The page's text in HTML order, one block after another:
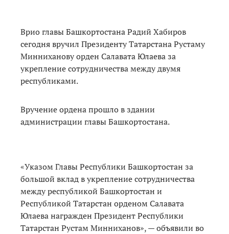
Врио главы Башкортостана Радий Хабиров
сегодня вручил Президенту Татарстана Рустаму
Минниханову орден Салавата Юлаева за
укрепление сотрудничества между двумя
республиками.
Вручение ордена прошло в здании
администрации главы Башкортостана.
«Указом Главы Республики Башкортостан за
большой вклад в укрепление сотрудничества
между республикой Башкортостан и
Республикой Татарстан орденом Салавата
Юлаева награжден Президент Республики
Татарстан Рустам Минниханов», — объявили во